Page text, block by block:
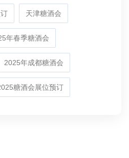
天津糖酒会
年春季糖酒会
2025年成都糖酒会
糖酒会展位预订